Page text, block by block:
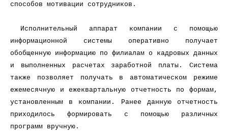
способов мотивации сотрудников.
Исполнительный аппарат компании с помощью
информационной системы оперативно получает
обобщенную информацию по филиалам о кадровых данных
и выполненных расчетах заработной платы. Система
также позволяет получать в автоматическом режиме
ежемесячную и ежеквартальную отчетность по формам,
установленным в компании. Ранее данную отчетность
приходилось формировать с помощью различных
программ вручную.